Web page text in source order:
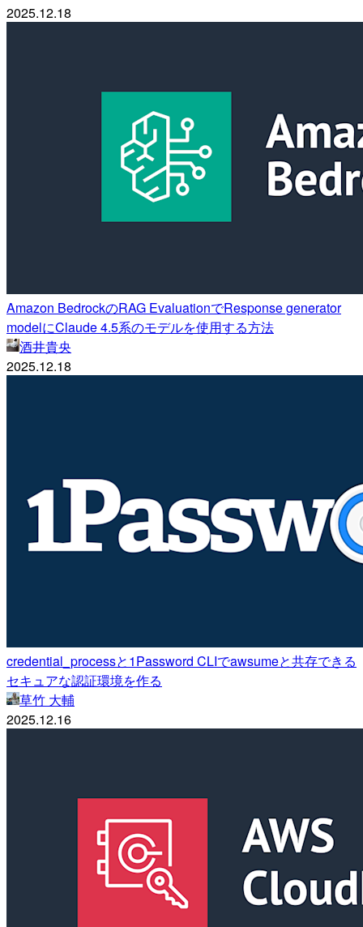
2025.12.18
Amazon BedrockのRAG EvaluationでResponse generator
modelにClaude 4.5系のモデルを使用する方法
酒井貴央
2025.12.18
credential_processと1Password CLIでawsumeと共存できる
セキュアな認証環境を作る
草竹 大輔
2025.12.16